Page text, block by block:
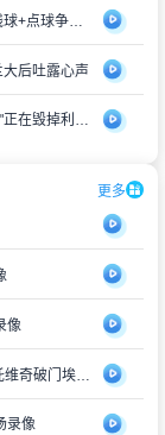
热刺霉运三连击！范德芬赛后吐苦水：变线球+点球争议+队长伤退
后吐露心声
特洛伊·迪尼炮轰萨拉赫：自私自利的"戏精"正在毁掉利物浦
更多
像
意甲-罗马1-1亚特兰大分列六七位 克尔斯托维奇破门埃尔莫索建功
录像